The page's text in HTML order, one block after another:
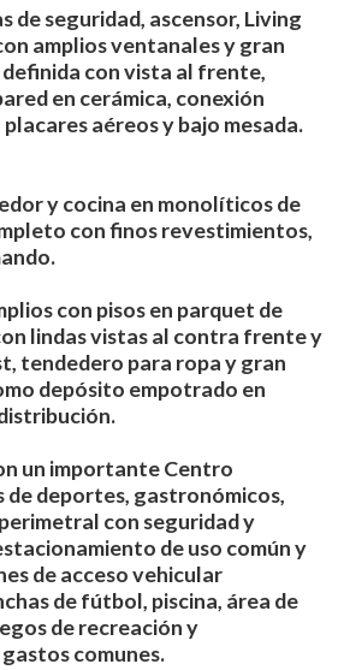
de seguridad, ascensor, Living
amplios ventanales y gran
con vista al frente,
en cerámica, conexión
aéreos y bajo mesada.
y cocina en monolíticos de
con finos revestimientos,
con pisos en parquet de
lindas vistas al contra frente y
tendedero para ropa y gran
depósito empotrado en
un importante Centro
de deportes, gastronómicos,
con seguridad y
de uso común y
de acceso vehicular
de fútbol, piscina, área de
de recreación y
comunes.